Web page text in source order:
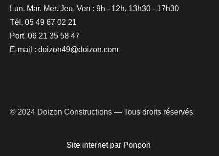
Lun. Mar. Mer. Jeu. Ven : 9h - 12h, 13h30 - 17h30
Tél. 05 49 67 02 21
Port. 06 21 35 58 47
E-mail : doizon49@doizon.com
© 2024 Doizon Constructions — Tous droits réservés
Site internet par Ponpon